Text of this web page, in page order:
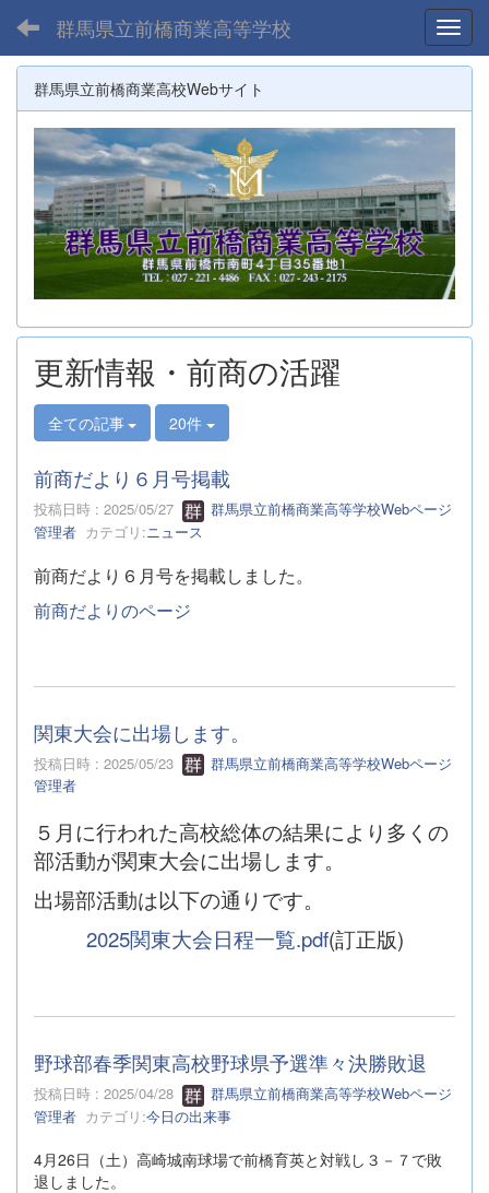
群馬県立前橋商業高等学校
群馬県立前橋商業高校Webサイト
更新情報・前商の活躍
全ての記事 20件
前商だより６月号掲載
投稿日時 : 2025/05/27
群馬県立前橋商業高等学校Webページ
管理者 カテゴリ:ニュース
前商だより６月号を掲載しました。
前商だよりのページ
関東大会に出場します。
投稿日時 : 2025/05/23
群馬県立前橋商業高等学校Webページ
管理者
５月に行われた高校総体の結果により多くの
部活動が関東大会に出場します。
出場部活動は以下の通りです。
2025関東大会日程一覧.pdf(訂正版)
野球部春季関東高校野球県予選準々決勝敗退
投稿日時 : 2025/04/28
群馬県立前橋商業高等学校Webページ
管理者 カテゴリ:今日の出来事
4月26日（土）高崎城南球場で前橋育英と対戦し３－７で敗
退しました。